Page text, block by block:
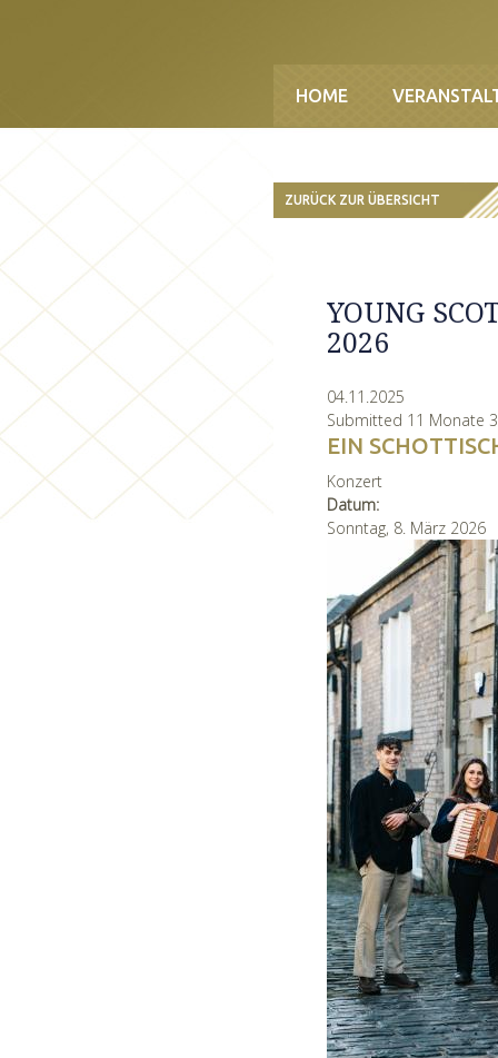
HOME
ZURÜCK ZUR ÜBERSICHT
YOUNG
2026
04.11.2025
Submitted 11 Monate
EIN
Konzert
Datum:
Sonntag, 8. März 2026